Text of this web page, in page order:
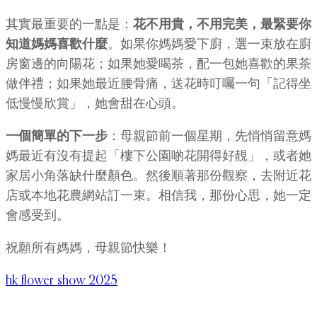
其實最重要的一點是： 花不用貴，不用完美，最緊要你
知道媽媽喜歡什麼。如果你媽媽愛下廚，選一束放在廚
房窗邊的向陽花；如果她愛喝茶，配一包她喜歡的果茶
做伴禮；如果她最近腰骨痛，送花時叮囑一句「記得坐
低慢慢欣賞」，她會甜在心頭。
一個簡單的下一步 ：母親節前一個星期，先悄悄留意媽
媽最近有沒有提起「樓下公園啲花開得好靚」，或者她
家居小角落缺什麼顏色。然後順著那份觀察，去附近花
店或本地花農網站訂一束。相信我，那份心思，她一定
會感受到。
祝願所有媽媽，母親節快樂！
hk flower show 2025